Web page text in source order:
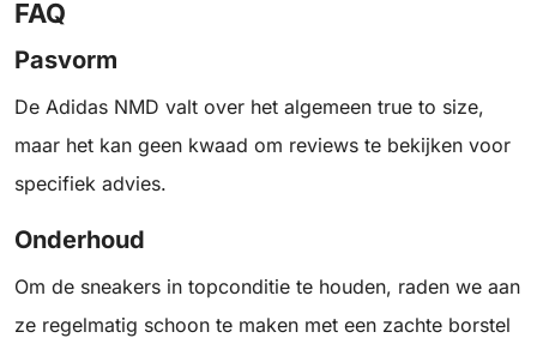
FAQ
Pasvorm
De Adidas NMD valt over het algemeen true to size,
maar het kan geen kwaad om reviews te bekijken voor
specifiek advies.
Onderhoud
Om de sneakers in topconditie te houden, raden we aan
ze regelmatig schoon te maken met een zachte borstel